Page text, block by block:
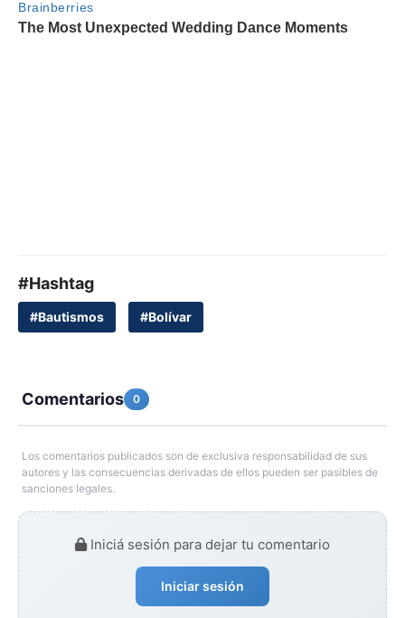
#Hashtag
#Bautismos #Bolívar
Comentarios 0
Los comentarios publicados son de exclusiva responsabilidad de sus
autores y las consecuencias derivadas de ellos pueden ser pasibles de
sanciones legales.
Iniciá sesión para dejar tu comentario
Iniciar sesión